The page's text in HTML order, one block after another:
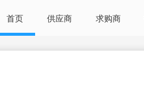
首页 供应商 求购商